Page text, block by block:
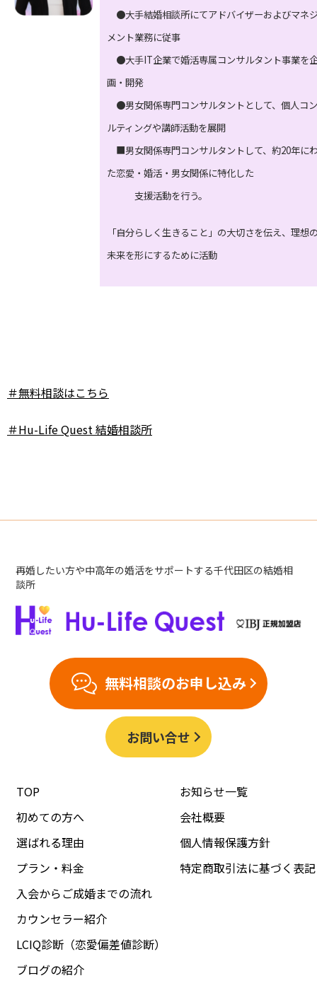
●大手結婚相談所にてアドバイザーおよびマネ
メント業務に従事
●大手IT企業で婚活専属コンサルタント事業を
画・開発
●男女関係専門コンサルタントとして、個人コ
ルティングや講師活動を展開
■男女関係専門コンサルタントして、約20年に
た恋愛・婚活・男女関係に特化した
支援活動を行う。
「自分らしく生きること」の大切さを伝え、理想
未来を形にするために活動
＃無料相談はこちら
＃Hu-Life Quest 結婚相談所
再婚したい方や中高年の婚活をサポートする千代田区の結婚相
談所
無料相談のお申し込み
お問い合せ
TOP
初めての方へ
選ばれる理由
プラン・料金
入会からご成婚までの流れ
カウンセラー紹介
LCIQ診断（恋愛偏差値診断）
ブログの紹介
お知らせ一覧
会社概要
個人情報保護方針
特定商取引法に基づく表記